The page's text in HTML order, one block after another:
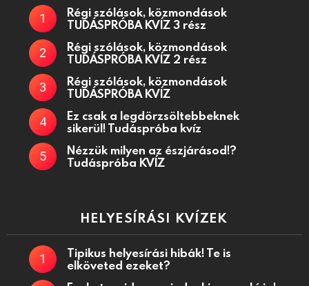
Régi szólások, közmondások
TUDÁSPRÓBA KVÍZ 3 rész
Régi szólások, közmondások
TUDÁSPRÓBA KVÍZ 2 rész
Régi szólások, közmondások
TUDÁSPRÓBA KVÍZ
Ez csak a legdörzsöltebbeknek
sikerül! Tudáspróba kvíz
Nézzük milyen az észjárásod!?
Tudáspróba KVÍZ
HELYESÍRÁSI KVÍZEK
Tipikus helyesírási hibák! Te is
elköveted ezeket?